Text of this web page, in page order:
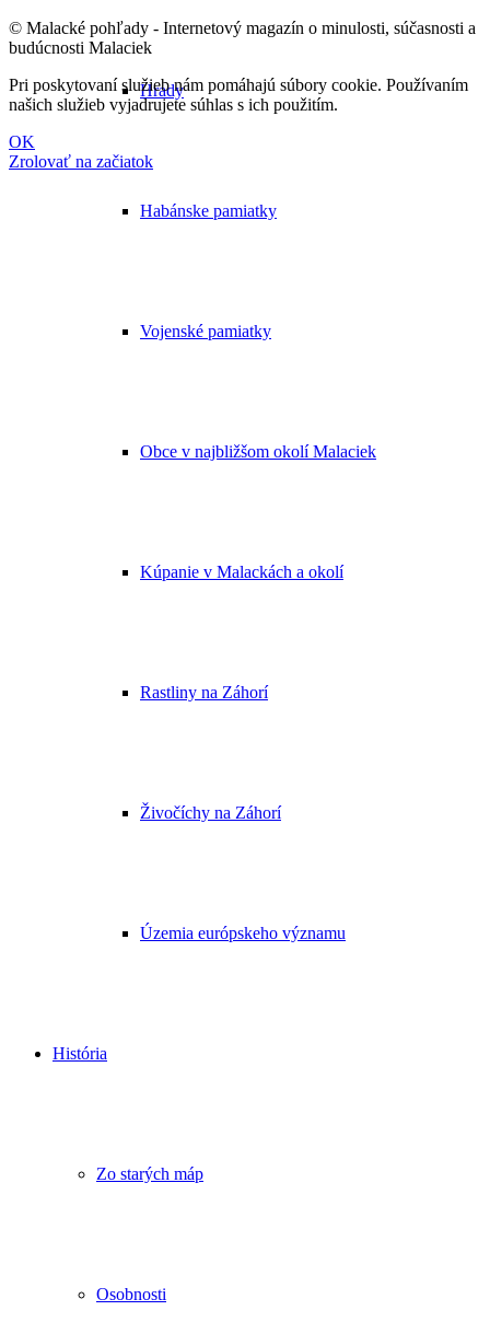
Hrady
Habánske pamiatky
Vojenské pamiatky
Obce v najbližšom okolí Malaciek
Kúpanie v Malackách a okolí
Rastliny na Záhorí
Živočíchy na Záhorí
Územia európskeho významu
História
Zo starých máp
Osobnosti
© Malacké pohľady - Internetový magazín o minulosti, súčasnosti a
budúcnosti Malaciek
Pri poskytovaní služieb nám pomáhajú súbory cookie. Používaním
našich služieb vyjadrujete súhlas s ich použitím.
OK
Zrolovať na začiatok